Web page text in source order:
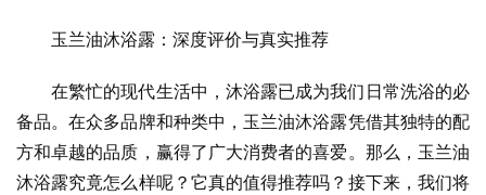
玉兰油沐浴露：深度评价与真实推荐
在繁忙的现代生活中，沐浴露已成为我们日常洗浴的必
备品。在众多品牌和种类中，玉兰油沐浴露凭借其独特的配
方和卓越的品质，赢得了广大消费者的喜爱。那么，玉兰油
沐浴露究竟怎么样呢？它真的值得推荐吗？接下来，我们将